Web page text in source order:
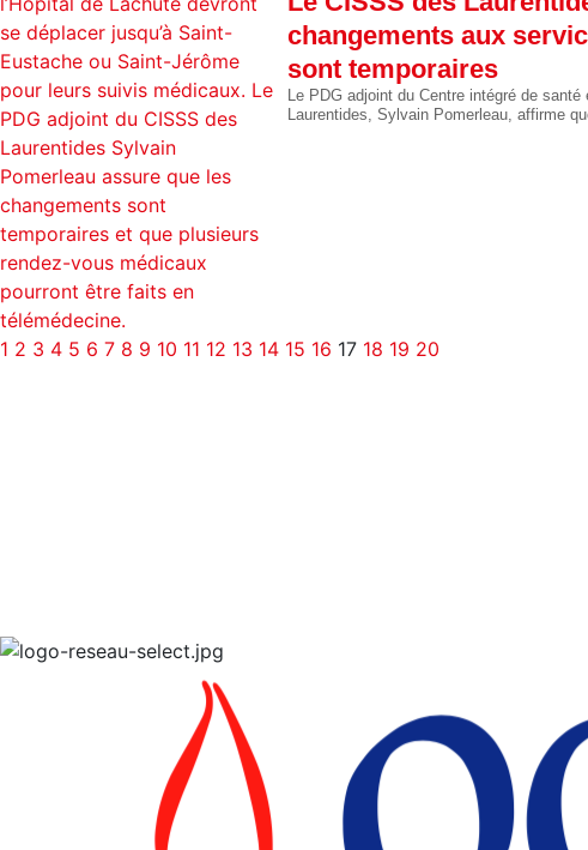
changements aux
sont temporaires
Le PDG adjoint du Centre intégré de
Laurentides, Sylvain Pomerleau, affirme
1 2 3 4 5 6 7 8 9 10 11 12 13 14 15 16 17 18 19 20